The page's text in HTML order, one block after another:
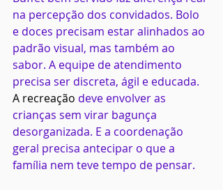
na percepção dos convidados. Bolo
e doces precisam estar alinhados ao
padrão visual, mas também ao
sabor. A equipe de atendimento
precisa ser discreta, ágil e educada.
A recreação deve envolver as
crianças sem virar bagunça
desorganizada. E a coordenação
geral precisa antecipar o que a
família nem teve tempo de pensar.